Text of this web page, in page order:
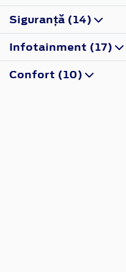
Siguranţă (14)
Infotainment (17)
Confort (10)